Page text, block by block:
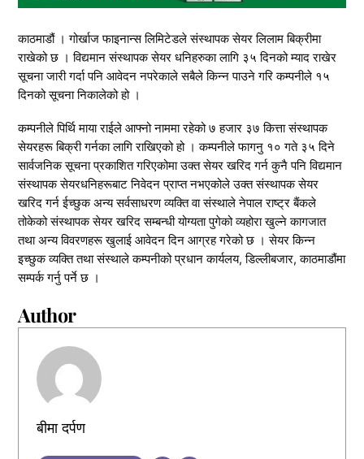
काठमाडौं । गोर्खाज फाइनान्स लिमिटेडले संस्थापक सेयर लिलाम बिक्रीमा
राखेको छ । विद्यमान संस्थापक सेयर धनिहरुका लागि ३५ दिनको म्याद राखेर
सूचना जारी गर्दा पनि आवेदन नपरेकाले सबैले किन्न पाउने गरि कम्पनीले १५
दिनको सूचना निकालेको हो ।
कम्पनीले पिर्थि माया राईले आफ्नो नाममा रहेको ७ हजार ३७ कित्ता संस्थापक
सेयरहरू बिक्री गर्नका लागि राखिएको हो । कम्पनीले फागनु १० गते ३५ दिने
सार्वजनिक सूचना प्रकाशित गरिएकोमा उक्त सेयर खरिद गर्न कुनै पनि विद्यमान
संस्थापक सेयरधनिहरूबाट निवेदन प्राप्त नभएकोले उक्त संस्थापक सेयर
खरिद गर्न ईच्छुक अन्य सर्वसाधरण व्यक्ति वा संस्थाले नेपाल राष्ट्र बैंकले
तोकेको संस्थापक सेयर खरिद सम्बन्धी योग्यता पुगेको व्यहोरा खुल्ने कागजात
तथा अन्य विवरणहरू खुलाई आवेदन दिन आग्रह गरेको छ । सेयर किन्न
इच्छुक व्यक्ति तथा संस्थाले कम्पनीको प्रधान कार्यलय, डिल्लीबजार, काठमाडौंमा
सम्पर्क गर्नु पर्ने छ ।
Author
बीमा दर्पण